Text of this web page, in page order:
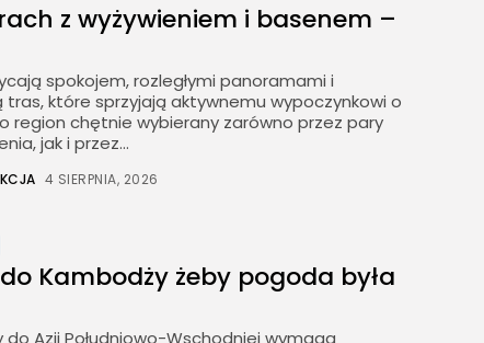
z wyżywieniem i basenem –
spokojem, rozległymi panoramami i
które sprzyjają aktywnemu wypoczynkowi o
region chętnie wybierany zarówno przez pary
jak i przez...
4 SIERPNIA, 2026
Kambodży żeby pogoda była
Azji Południowo-Wschodniej wymaga